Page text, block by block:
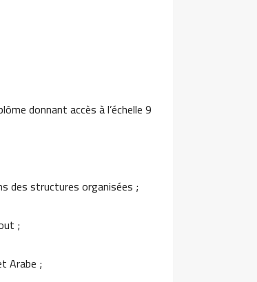
donnant accès à l’échelle 9
des structures organisées ;
;
Arabe ;